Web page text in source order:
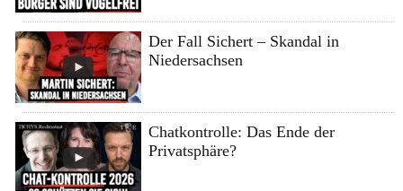
Der Fall Sichert – Skandal in
Niedersachsen
Chatkontrolle: Das Ende der
Privatsphäre?